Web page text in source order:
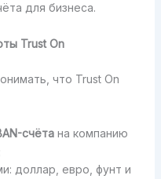
для бизнеса.
Trust On
что Trust On
счёта на компанию
доллар, евро, фунт и